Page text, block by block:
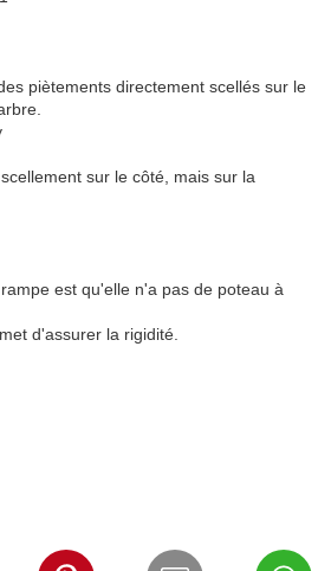
piètements directement scellés sur le
sur le côté, mais sur la
est qu'elle n'a pas de poteau à
d'assurer la rigidité.